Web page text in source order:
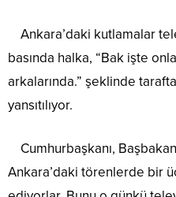
Ankara’daki kutlamalar
basında halka, “Bak işte
arkalarında.” şeklinde
yansıtılıyor.
Cumhurbaşkanı,
Ankara’daki törenlerde bir